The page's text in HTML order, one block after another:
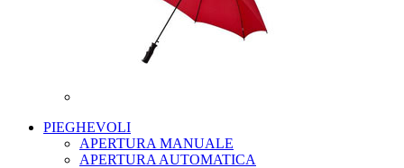
PIEGHEVOLI
APERTURA MANUALE
APERTURA AUTOMATICA